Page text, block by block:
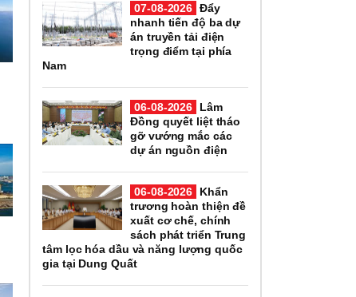
07-08-2026 Đẩy
nhanh tiến độ ba dự
án truyền tải điện
trọng điểm tại phía
Nam
06-08-2026
Lâm
Đồng quyết liệt tháo
gỡ vướng mắc các
dự án nguồn điện
06-08-2026
Khẩn
trương hoàn thiện đề
xuất cơ chế, chính
sách phát triển Trung
tâm lọc hóa dầu và năng lượng quốc
gia tại Dung Quất